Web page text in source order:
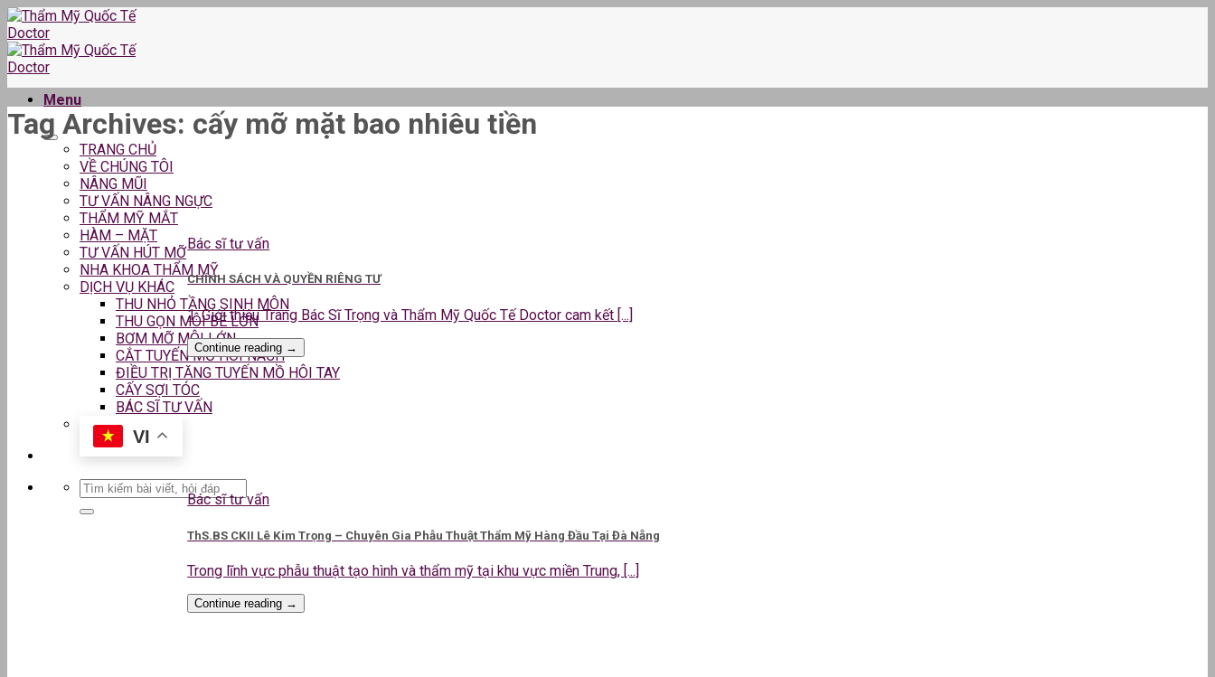
Skip
to
content
Menu
TRANG CHỦ
VỀ CHÚNG TÔI
NÂNG MŨI
TƯ VẤN NÂNG NGỰC
THẨM MỸ MẮT
HÀM – MẶT
TƯ VẤN HÚT MỠ
NHA KHOA THẨM MỸ
DỊCH VỤ KHÁC
THU NHỎ TẦNG SINH MÔN
THU GỌN MÔI BÉ LỚN
BƠM MỠ MÔI LỚN
CẮT TUYẾN MỒ HÔI NÁCH
ĐIỀU TRỊ TĂNG TUYẾN MỒ HÔI TAY
CẤY SỢI TÓC
BÁC SĨ TƯ VẤN
VI
Tag Archives: cấy mỡ mặt bao nhiêu tiền
Bác sĩ tư vấn
CHÍNH SÁCH VÀ QUYỀN RIÊNG TƯ
1. Giới thiệu Trang Bác Sĩ Trọng và Thẩm Mỹ Quốc Tế Doctor cam kết [...]
Continue reading →
Bác sĩ tư vấn
ThS.BS CKII Lê Kim Trọng – Chuyên Gia Phẫu Thuật Thẩm Mỹ Hàng Đầu Tại Đà Nẵng
Trong lĩnh vực phẫu thuật tạo hình và thẩm mỹ tại khu vực miền Trung, [...]
Continue reading →